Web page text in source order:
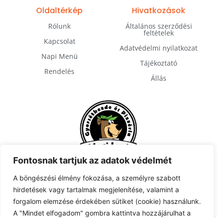
Fontosnak tartjuk az adatok védelmét
A böngészési élmény fokozása, a személyre szabott
hirdetések vagy tartalmak megjelenítése, valamint a
forgalom elemzése érdekében sütiket (cookie) használunk.
A "Mindet elfogadom" gombra kattintva hozzájárulhat a
Oldaltérkép
Rólunk
Kapcsolat
Napi Menü
Rendelés
Hivatkozások
Általános szerződési
feltételek
Adatvédelmi nyilatkozat
Tájékoztató
Állás
Feliratkozás